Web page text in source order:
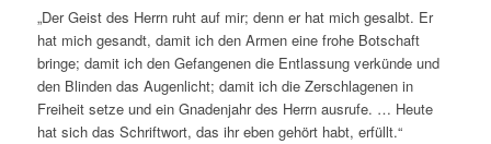
„Der Geist des Herrn ruht auf mir; denn er hat mich gesalbt. Er
hat mich gesandt, damit ich den Armen eine frohe Botschaft
bringe; damit ich den Gefangenen die Entlassung verkünde und
den Blinden das Augenlicht; damit ich die Zerschlagenen in
Freiheit setze und ein Gnadenjahr des Herrn ausrufe. … Heute
hat sich das Schriftwort, das ihr eben gehört habt, erfüllt.“